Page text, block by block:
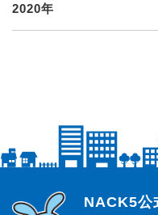
2020年
らじっと君
NACK5公